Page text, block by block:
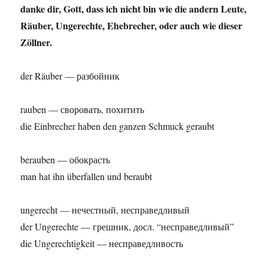
danke dir, Gott, dass ich nicht bin wie die andern Leute,
Räuber, Ungerechte, Ehebrecher, oder auch wie dieser
Zöllner.
der Räuber — разбойник
rauben — своровать, похитить
die Einbrecher haben den ganzen Schmuck geraubt
berauben — обокрасть
man hat ihn überfallen und beraubt
ungerecht — нечестный, несправедливый
der Ungerechte — грешник, досл. “несправедливый”
die Ungerechtigkeit — несправедливость